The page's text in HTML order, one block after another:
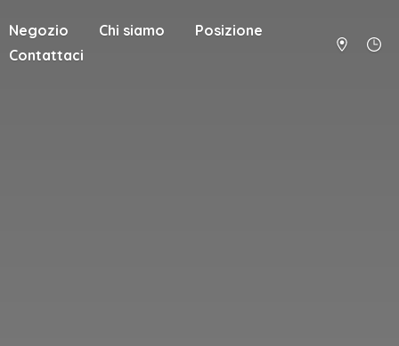
Negozio Chi siamo
Posizione
Contattaci